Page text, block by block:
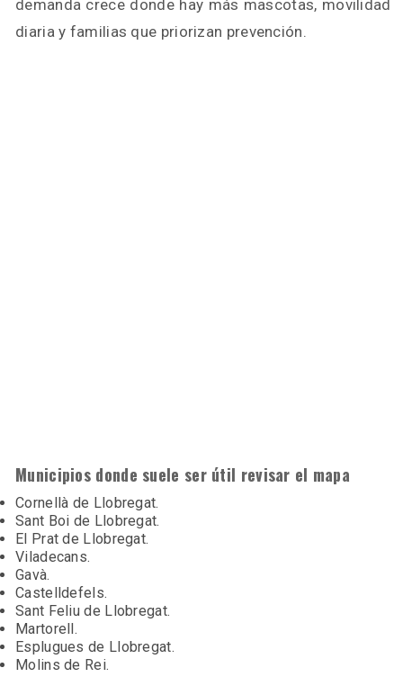
demanda crece donde hay más mascotas, movilidad
diaria y familias que priorizan prevención.
Municipios donde suele ser útil revisar el mapa
Cornellà de Llobregat.
Sant Boi de Llobregat.
El Prat de Llobregat.
Viladecans.
Gavà.
Castelldefels.
Sant Feliu de Llobregat.
Martorell.
Esplugues de Llobregat.
Molins de Rei.